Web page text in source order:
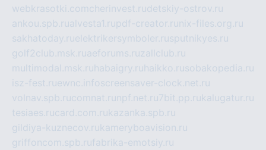
webkrasotki.comcherinvest.rudetskiy-ostrov.ru
ankou.spb.rualvesta1.rupdf-creator.ru nix-files.org.ru
sakhatoday.ruelektrikersymboler.rusputnikyes.ru
golf2club.msk.ruaeforums.ruzallclub.ru
multimodal.msk.ru habaigry.ru haikko.rusobakopedia.ru
isz-fest.ruewnc.infoscreensaver-clock.net.ru
volnav.spb.rucomnat.ru npf.net.ru 7bit.pp.rukalugatur.ru
tesiaes.rucard.com.rukazanka.spb.ru
gildiya-kuznecov.rukameryboavision.ru
griffoncom.spb.rufabrika-emotsiy.ru